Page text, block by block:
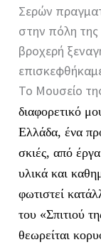
Σερών
στην πόλη
βροχερή
Το Μουσείο
διαφορετικό
Ελλάδα, ένα
σκιές, από
υλικά και
φωτιστεί
του «Σπιτιού
θεωρείται